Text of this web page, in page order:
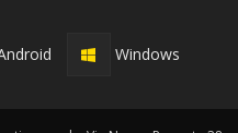
Windows